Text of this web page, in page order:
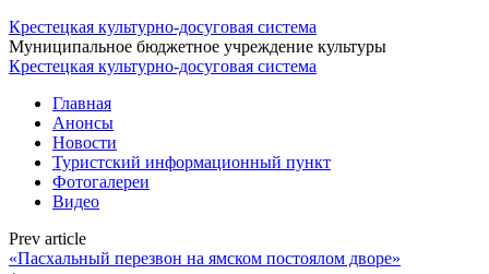
Крестецкая культурно-досуговая система
Муниципальное бюджетное учреждение культуры
Крестецкая культурно-досуговая система
Главная
Анонсы
Новости
Туристский информационный пункт
Фотогалереи
Видео
Prev article
«Пасхальный перезвон на ямском постоялом дворе»